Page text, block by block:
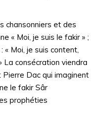
chansonniers et des
« Moi, je suis le fakir » ;
« Moi, je suis content,
La consécration viendra
Pierre Dac qui imaginent
le fakir Sâr
prophéties